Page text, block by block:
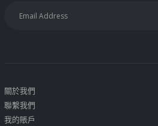
關於我們
聯繫我們
我的賬戶